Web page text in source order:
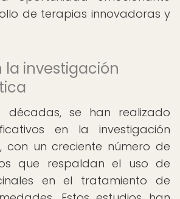
de terapias innovadoras y
la investigación
décadas, se han realizado
en la investigación
con un creciente número de
que respaldan el uso de
en el tratamiento de